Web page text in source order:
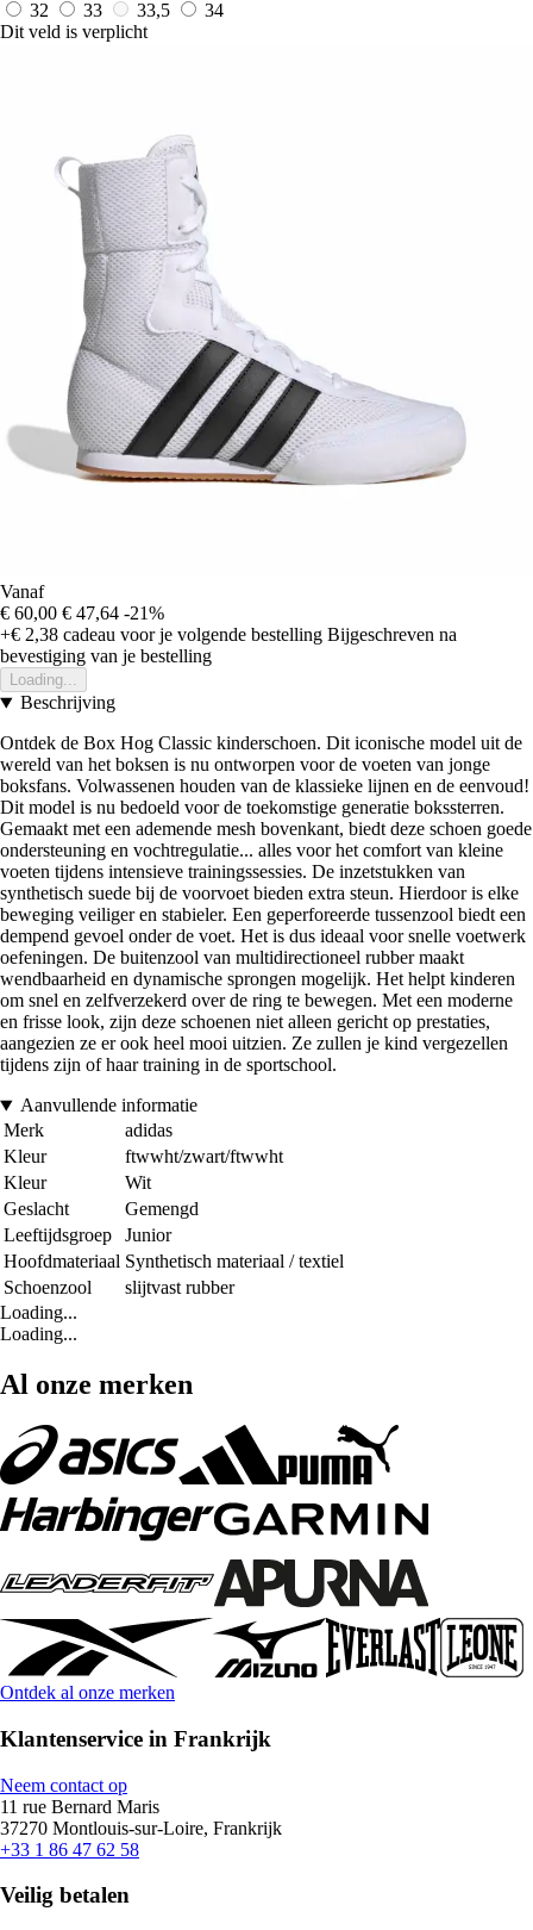
32 33 33,5
34
Dit veld is verplicht
Vanaf
€ 60,00 € 47,64 -21%
+€ 2,38 cadeau voor je volgende bestelling Bijgeschreven na
bevestiging van je bestelling
Loading...
Beschrijving
Ontdek de Box Hog Classic kinderschoen. Dit iconische model uit de
wereld van het boksen is nu ontworpen voor de voeten van jonge
boksfans. Volwassenen houden van de klassieke lijnen en de eenvoud!
Dit model is nu bedoeld voor de toekomstige generatie bokssterren.
Gemaakt met een ademende mesh bovenkant, biedt deze schoen goede
ondersteuning en vochtregulatie... alles voor het comfort van kleine
voeten tijdens intensieve trainingssessies. De inzetstukken van
synthetisch suede bij de voorvoet bieden extra steun. Hierdoor is elke
beweging veiliger en stabieler. Een geperforeerde tussenzool biedt een
dempend gevoel onder de voet. Het is dus ideaal voor snelle voetwerk
oefeningen. De buitenzool van multidirectioneel rubber maakt
wendbaarheid en dynamische sprongen mogelijk. Het helpt kinderen
om snel en zelfverzekerd over de ring te bewegen. Met een moderne
en frisse look, zijn deze schoenen niet alleen gericht op prestaties,
aangezien ze er ook heel mooi uitzien. Ze zullen je kind vergezellen
tijdens zijn of haar training in de sportschool.
Aanvullende informatie
Merk
adidas
Kleur
ftwwht/zwart/ftwwht
Kleur
Wit
Geslacht
Gemengd
Leeftijdsgroep
Junior
Hoofdmateriaal Synthetisch materiaal / textiel
Schoenzool
slijtvast rubber
Loading...
Loading...
Al onze merken
Ontdek al onze merken
Klantenservice in Frankrijk
Neem contact op
11 rue Bernard Maris
37270 Montlouis-sur-Loire, Frankrijk
+33 1 86 47 62 58
Veilig betalen